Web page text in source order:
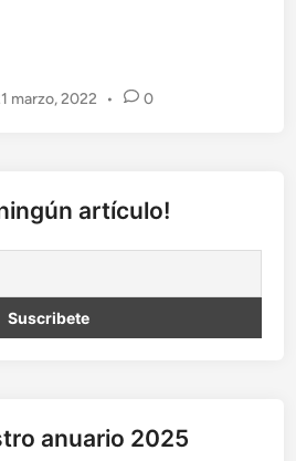
marzo, 2022 • 0
artículo!
anuario 2025